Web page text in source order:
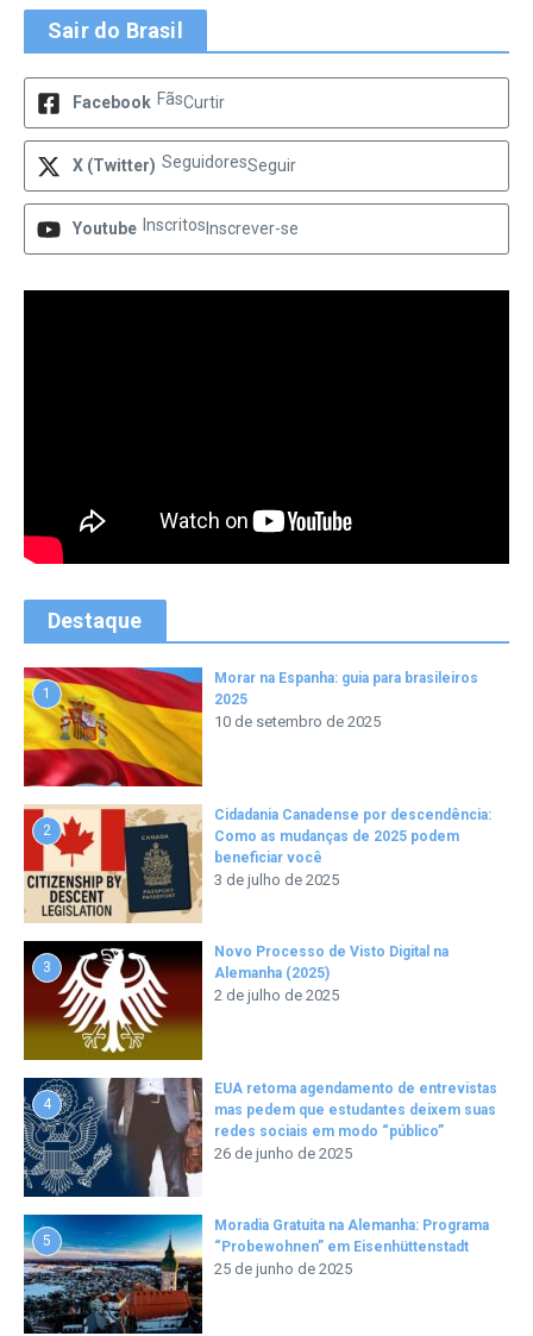
Sair do Brasil
Facebook FãsCurtir
X (Twitter) SeguidoresSeguir
Youtube Inscritos Inscrever-se
Destaque
1
Morar na Espanha: guia para brasileiros
2025
10 de setembro de 2025
2
Cidadania Canadense por descendência:
Como as mudanças de 2025 podem
beneficiar você
3 de julho de 2025
3
Novo Processo de Visto Digital na
Alemanha (2025)
2 de julho de 2025
4
EUA retoma agendamento de entrevistas
mas pedem que estudantes deixem suas
redes sociais em modo “público”
26 de junho de 2025
5
Moradia Gratuita na Alemanha: Programa
“Probewohnen” em Eisenhüttenstadt
25 de junho de 2025